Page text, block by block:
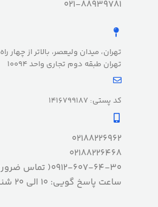
021-88939781
تهران، میدان ولیعصر، بالاتر از چهار
تهران طبقه دوم تجاری واحد 10094
کد پستی: 1416799187
02188226962
02188226468
0912-607-64-30( تماس ضروری)
ساعت پاسخ گویی: 10 الی 20 شنبه الی چهارشنبه